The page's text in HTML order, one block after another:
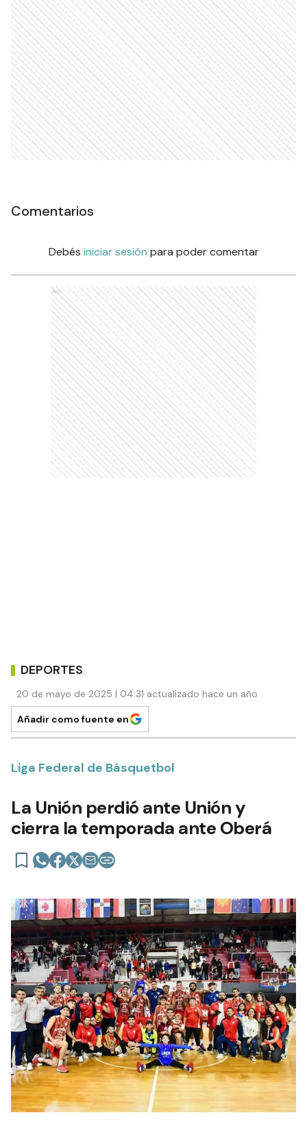
Comentarios
Debés iniciar sesión para poder comentar
Ads
DEPORTES
20 de mayo de 2025 | 04:31 actualizado hace un año
Añadir como fuente en
Liga Federal de Básquetbol
La Unión perdió ante Unión y
cierra la temporada ante Oberá